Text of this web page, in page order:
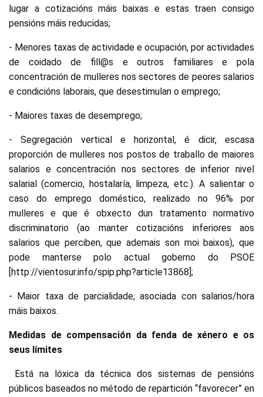
lugar a cotizacións máis baixas e estas traen consigo
pensións máis reducidas;
- Menores taxas de actividade e ocupación, por actividades
de coidado de fill@s e outros familiares e pola
concentración de mulleres nos sectores de peores salarios
e condicións laborais, que desestimulan o emprego;
- Maiores taxas de desemprego;
- Segregación vertical e horizontal, é dicir, escasa
proporción de mulleres nos postos de traballo de maiores
salarios e concentración nos sectores de inferior nivel
salarial (comercio, hostalaría, limpeza, etc.). A salientar o
caso do emprego doméstico, realizado no 96% por
mulleres e que é obxecto dun tratamento normativo
discriminatorio (ao manter cotizacións inferiores aos
salarios que perciben, que ademais son moi baixos), que
pode manterse polo actual goberno do PSOE
[http://vientosur.info/spip.php?article13868];
- Maior taxa de parcialidade, asociada con salarios/hora
máis baixos.
Medidas de compensación da fenda de xénero e os
seus límites
Está na lóxica da técnica dos sistemas de pensións
públicos baseados no método de repartición “favorecer” en